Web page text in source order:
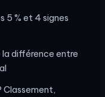
5 % et 4 signes
différence entre
Classement,